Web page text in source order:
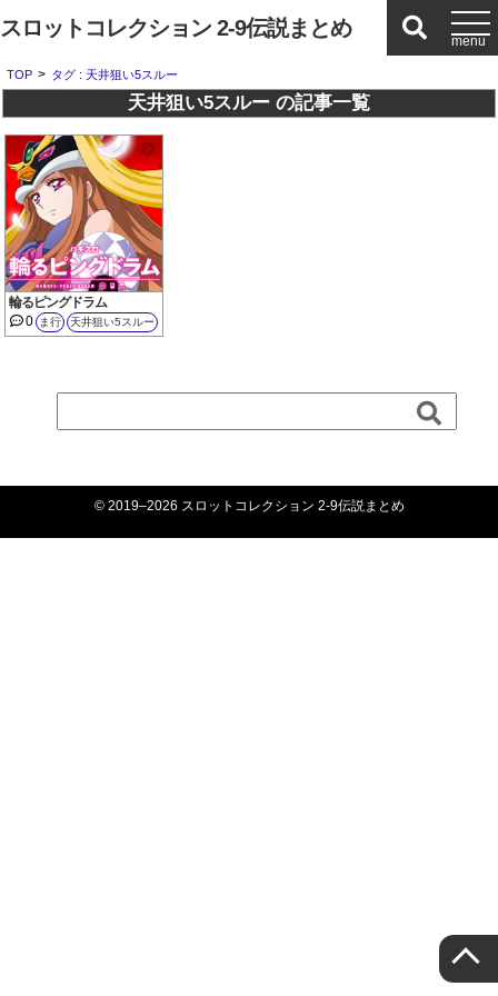
スロットコレクション 2-9伝説まとめ
TOP > タグ : 天井狙い5スルー
天井狙い5スルー の記事一覧
輪るピングドラム
0
ま行 天井狙い5スルー
© 2019–2026 スロットコレクション 2-9伝説まとめ